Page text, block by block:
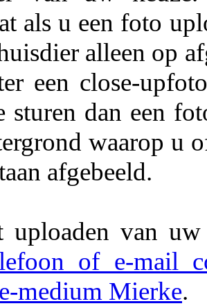
als u een foto
alleen op
een close-
sturen dan een
waarop u
afgebeeld.
uploaden van
of e-mail
medium Mierke.